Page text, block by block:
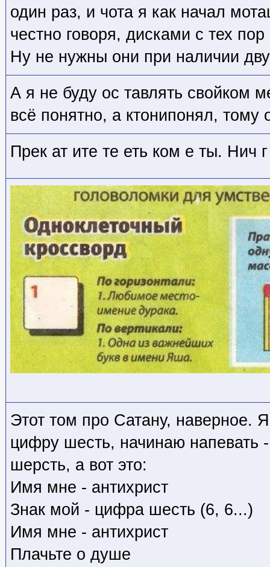
один раз, и чота я как начал
честно говоря, дисками с тех
Ну не нужны они при наличии
А я не буду ос тавлять свойком
всё понятно, а ктонипонял, тому
Прек ат ите те еть ком е ты. Нич
Этот том про Сатану, наверное.
цифру шесть, начинаю напевать
шерсть, а вот это:
Имя мне - антихрист
Знак мой - цифра шесть (6, 6...)
Имя мне - антихрист
Плачьте о душе